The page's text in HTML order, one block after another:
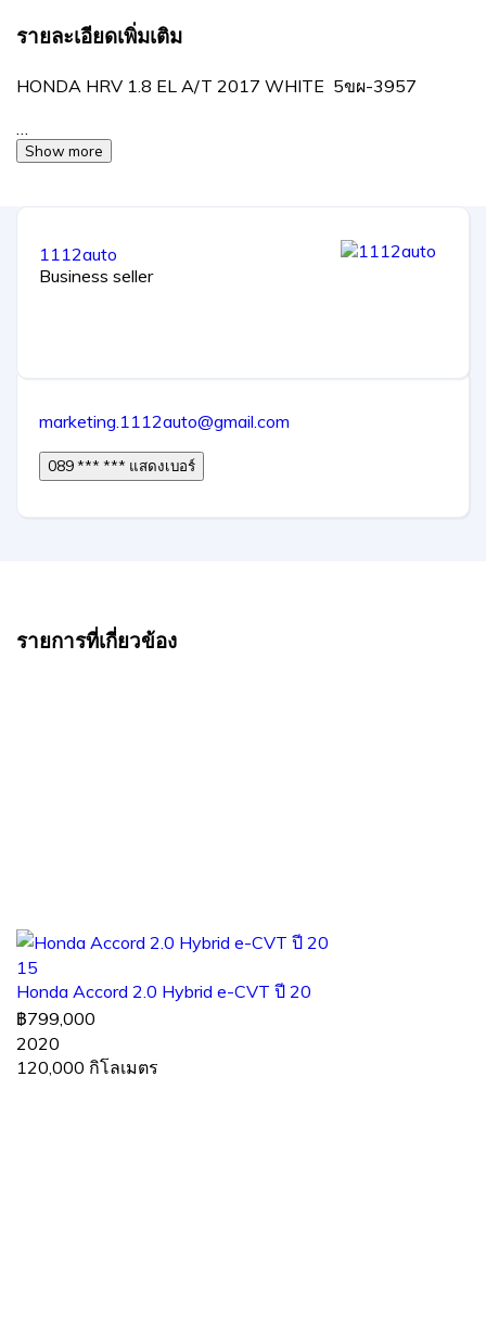
รายละเอียดเพิ่มเติม
HONDA HRV 1.8 EL A/T 2017 WHITE 5ขผ-3957
…
Show more
1112auto
Business seller
marketing.1112auto@gmail.com
089 *** *** แสดงเบอร์
รายการที่เกี่ยวข้อง
15
Honda Accord 2.0 Hybrid e-CVT ปี 20
฿799,000
2020
120,000 กิโลเมตร